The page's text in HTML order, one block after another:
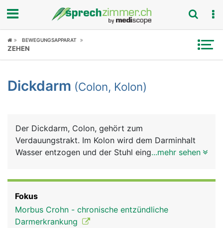
Fokus
Symptome
News
Rubriken
BEWEGUNGSAPPARAT
ZEHEN
Dickdarm (Colon, Kolon)
Der Dickdarm, Colon, gehört zum
Verdauungstrakt. Im Kolon wird dem Darminhalt
Wasser entzogen und der Stuhl eingedickt, der mit
...mehr sehen
Fokus
Morbus Crohn - chronische entzündliche
Darmerkrankung